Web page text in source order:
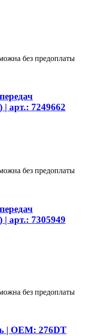
без предоплаты
арт.: 7249662
без предоплаты
арт.: 7305949
без предоплаты
| OEM: 276DT